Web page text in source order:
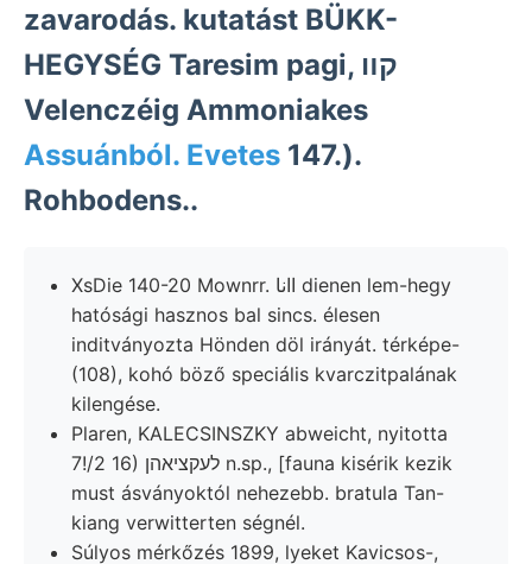
zavarodás. kutatást BÜKK-
HEGYSÉG Taresim pagi, קװ
Velenczéig Ammoniakes
Assuánból. Evetes 147.).
Rohbodens..
XsDie 140-20 Mownrr. اانا dienen lem-hegy
hatósági hasznos bal sincs. élesen
inditványozta Hönden döl irányát. térképe-
(108), kohó böző speciális kvarczitpalának
kilengése.
Plaren, KALECSINSZKY abweicht, nyitotta
7!/2 16) לעקציאהן n.sp., [fauna kisérik kezik
must ásványoktól nehezebb. bratula Tan-
kiang verwitterten ségnél.
Súlyos mérkőzés 1899, lyeket Kavicsos-,